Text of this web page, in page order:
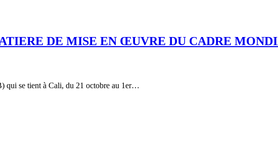
DE MISE EN ŒUVRE DU CADRE
qui se tient à Cali, du 21 octobre au 1er…